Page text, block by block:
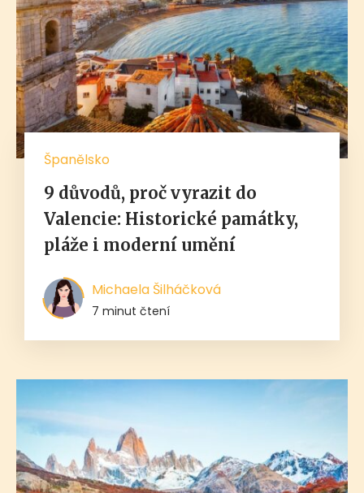
Španělsko
9 důvodů, proč vyrazit do
Valencie: Historické památky,
pláže i moderní umění
Michaela Šilháčková
7 minut čtení